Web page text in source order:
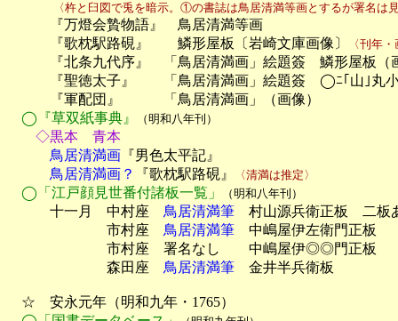
〈杵と臼図で兎を暗示。①の書誌は鳥居清満等画とするが署名は見
『万燈会贄物語』　鳥居清満等画
『歌枕駅路硯』　　鱗形屋板〔岩崎文庫画像〕
〈刊年
『北条九代序』　「鳥居清満画」絵題簽　鱗形屋板
『聖徳太子』　　「鳥居清満画」絵題簽　◯ﾆ｢山｣丸小
『軍配団』　　　「鳥居清満画」（画像）
◯『草双紙事典』
（明和八年刊）
◇黒本　青本
鳥居清満画 『男色太平記』
鳥居清満画？
『歌枕駅路硯』 〈清満は推定〉
◯「江戸顔見世番付諸板一覧」 （明和八年刊）
十一月　中村座 鳥居清満筆 村山源兵衛正板　二板
市村座 鳥居清満筆 中嶋屋伊左衛門正板
市村座　署名なし　　中嶋屋伊◎◎門正板
森田座 鳥居清満筆 金井半兵衛板
☆　安永元年（明和九年・1765）